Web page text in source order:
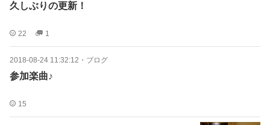
久しぶりの更新！
22 1
2018-08-24 11:32:12 ・ ブログ
参加楽曲♪
15